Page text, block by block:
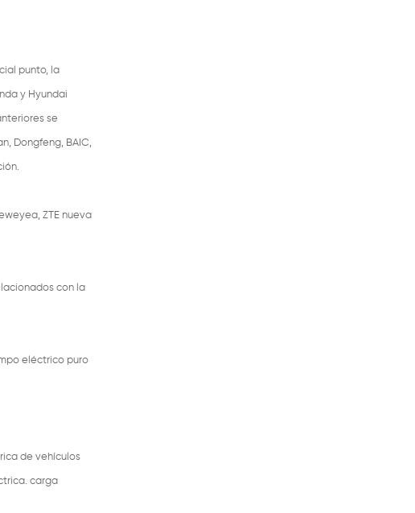
punto, la
y Hyundai
se
Dongfeng, BAIC,
ZTE nueva
con la
eléctrico puro
de vehículos
carga